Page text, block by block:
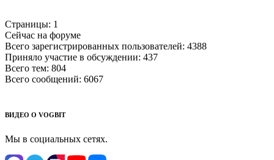
Страницы: 1
Сейчас на форуме
Всего зарегистрированных пользователей: 4388
Приняло участие в обсуждении: 437
Всего тем: 804
Всего сообщений: 6067
ВИДЕО О VOGBIT
Мы в социальных сетях.